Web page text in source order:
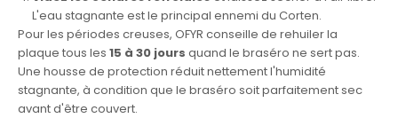
L'eau stagnante est le principal ennemi du Corten.
Pour les périodes creuses, OFYR conseille de rehuiler la
plaque tous les 15 à 30 jours quand le braséro ne sert pas.
Une housse de protection réduit nettement l'humidité
stagnante, à condition que le braséro soit parfaitement sec
avant d'être couvert.